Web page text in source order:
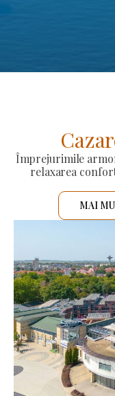
Împrejurimile
relaxarea
MAI